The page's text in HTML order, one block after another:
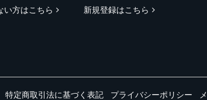
い方はこちら 新規登録はこちら
特定商取引法に基づく表記 プライバシーポリシー